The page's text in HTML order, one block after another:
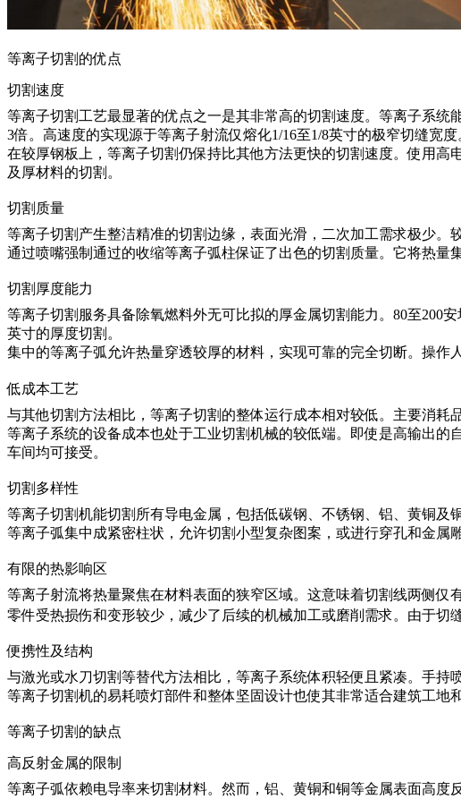
等离子切割的优点
切割速度
等离子切割工艺最显著的优点之一是其非常高的切割速度。等离子系统
3倍。高速度的实现源于等离子射流仅熔化1/16至1/8英寸的极窄切缝宽度
在较厚钢板上，等离子切割仍保持比其他方法更快的切割速度。使用
及厚材料的切割。
切割质量
等离子切割产生整洁精准的切割边缘，表面光滑，二次加工需求极少。
通过喷嘴强制通过的收缩等离子弧柱保证了出色的切割质量。它将热量
切割厚度能力
等离子切割服务具备除氧燃料外无可比拟的厚金属切割能力。80至200
英寸的厚度切割。
集中的等离子弧允许热量穿透较厚的材料，实现可靠的完全切断。操作
低成本工艺
与其他切割方法相比，等离子切割的整体运行成本相对较低。主要消耗
等离子系统的设备成本也处于工业切割机械的较低端。即使是高输出
车间均可接受。
切割多样性
等离子切割机能切割所有导电金属，包括低碳钢、不锈钢、铝、黄铜及
等离子弧集中成紧密柱状，允许切割小型复杂图案，或进行穿孔和金属
有限的热影响区
等离子射流将热量聚焦在材料表面的狭窄区域。这意味着切割线两侧仅
零件受热损伤和变形较少，减少了后续的机械加工或磨削需求。由于
便携性及结构
与激光或水刀切割等替代方法相比，等离子系统体积轻便且紧凑。手持
等离子切割机的易耗喷灯部件和整体坚固设计也使其非常适合建筑工地
等离子切割的缺点
高反射金属的限制
等离子弧依赖电导率来切割材料。然而，铝、黄铜和铜等金属表面高度